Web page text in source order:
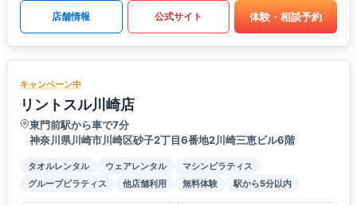
店舗情報 公式サイト 体験・相談予約
キャンペーン中
リントスル川崎店
東門前駅から車で7分
神奈川県川崎市川崎区砂子2丁目6番地2川崎三恵ビル6階
タオルレンタル ウェアレンタル
マシンピラティス
グループピラティス
他店舗利用 無料体験 駅から5分以内